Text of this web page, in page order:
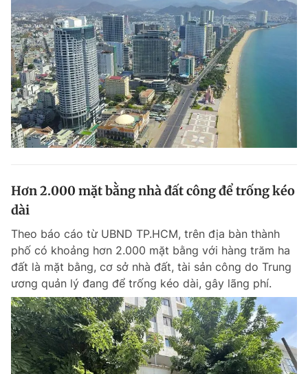
Hơn 2.000 mặt bằng nhà đất công để trống kéo
dài
Theo báo cáo từ UBND TP.HCM, trên địa bàn thành
phố có khoảng hơn 2.000 mặt bằng với hàng trăm ha
đất là mặt bằng, cơ sở nhà đất, tài sản công do Trung
ương quản lý đang để trống kéo dài, gây lãng phí.